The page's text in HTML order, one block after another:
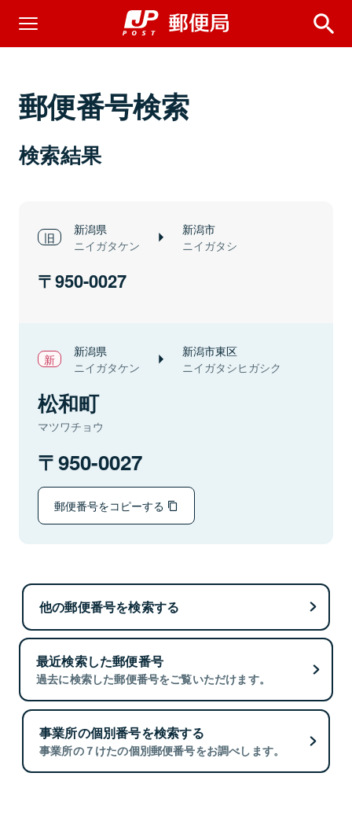
郵便番号検索
検索結果
新潟県
ニイガタケン
新潟市
ニイガタシ
950-0027
新潟県
ニイガタケン
新潟市東区
ニイガタシヒガシク
松和町
マツワチョウ
950-0027
郵便番号をコピーする
他の郵便番号を検索する
最近検索した郵便番号
過去に検索した郵便番号をご覧いただけます。
事業所の個別番号を検索する
事業所の７けたの個別郵便番号をお調べします。